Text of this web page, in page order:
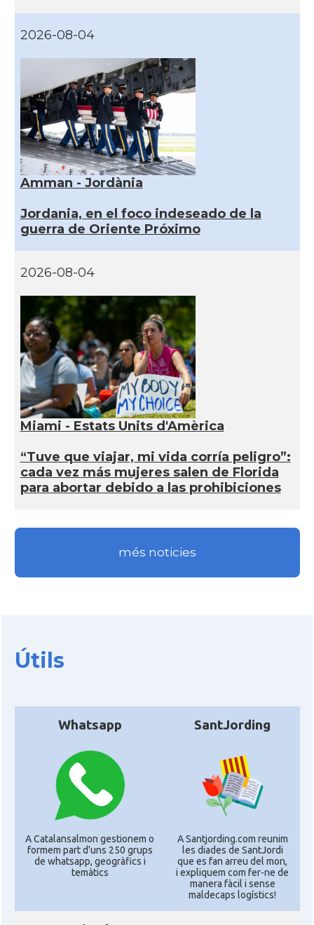
2026-08-04
Amman - Jordània
Jordania, en el foco indeseado de la
guerra de Oriente Próximo
2026-08-04
Miami - Estats Units d'Amèrica
“Tuve que viajar, mi vida corría peligro”:
cada vez más mujeres salen de Florida
para abortar debido a las prohibiciones
més noticies
Útils
Whatsapp
A Catalansalmon gestionem o
formem part d'uns 250 grups
de whatsapp, geogràfics i
temàtics
SantJording
A Santjording.com reunim
les diades de SantJordi
que es fan arreu del mon,
i expliquem com fer-ne de
manera fàcil i sense
maldecaps logí­stics!